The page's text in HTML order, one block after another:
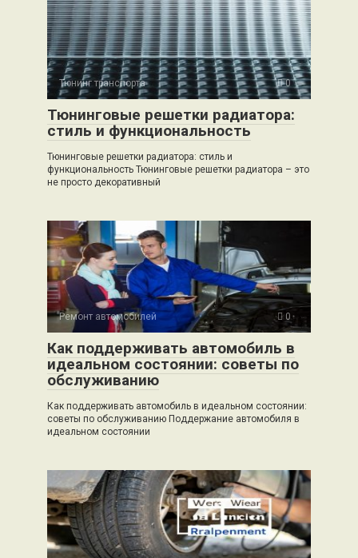
Тюнинг транспорта 0
Тюнинговые решетки радиатора:
стиль и функциональность
Тюнинговые решетки радиатора: стиль и
функциональность Тюнинговые решетки радиатора – это
не просто декоративный
Ремонт автомобилей 0
Как поддерживать автомобиль в
идеальном состоянии: советы по
обслуживанию
Как поддерживать автомобиль в идеальном состоянии:
советы по обслуживанию Поддержание автомобиля в
идеальном состоянии